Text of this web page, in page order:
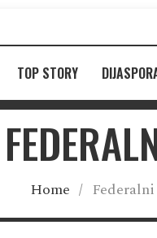
TOP STORY
Home /